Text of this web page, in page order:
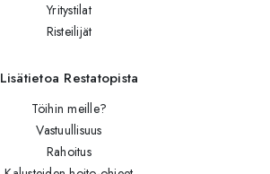
Yritystilat
Risteilijät
Lisätietoa Restatopista
Töihin meille?
Vastuullisuus
Rahoitus